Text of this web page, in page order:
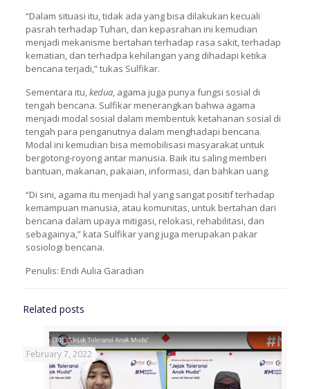
“Dalam situasi itu, tidak ada yang bisa dilakukan kecuali
pasrah terhadap Tuhan, dan kepasrahan ini kemudian
menjadi mekanisme bertahan terhadap rasa sakit, terhadap
kematian, dan terhadpa kehilangan yang dihadapi ketika
bencana terjadi,” tukas Sulfikar.
Sementara itu,kedua, agama juga punya fungsi sosial di
tengah bencana. Sulfikar menerangkan bahwa agama
menjadi modal sosial dalam membentuk ketahanan sosial di
tengah para penganutnya dalam menghadapi bencana.
Modal ini kemudian bisa memobilisasi masyarakat untuk
bergotong-royong antar manusia. Baik itu saling memberi
bantuan, makanan, pakaian, informasi, dan bahkan uang.
“Di sini, agama itu menjadi hal yang sangat positif terhadap
kemampuan manusia, atau komunitas, untuk bertahan dari
bencana dalam upaya mitigasi, relokasi, rehabilitasi, dan
sebagainya,” kata Sulfikar yang juga merupakan pakar
sosiologi bencana.
Penulis: Endi Aulia Garadian
Related posts
February 7, 2022